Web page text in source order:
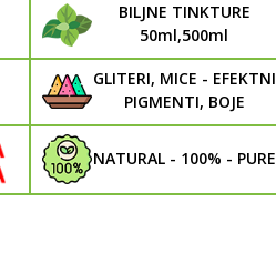
BILJNE TINKTURE
50ml,500ml
GLITERI, MICE - EFEKTNI
PIGMENTI, BOJE
NATURAL - 100% - PURE